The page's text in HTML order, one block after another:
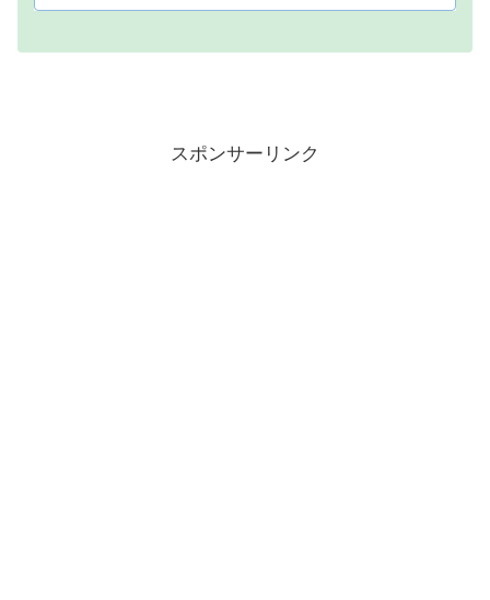
スポンサーリンク